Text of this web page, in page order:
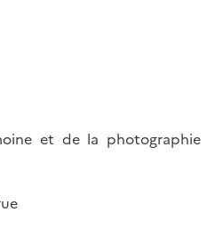
et de la photographie